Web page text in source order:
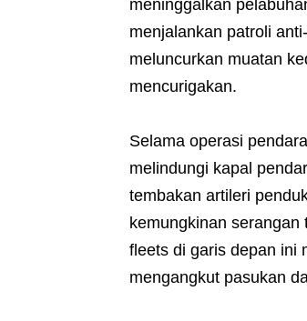
meninggalkan
menjalankan patroli
meluncurkan muatan
mencurigakan.
Selama operasi
melindungi kapal
tembakan artileri
kemungkinan
fleets di garis depan ini
mengangkut pasukan